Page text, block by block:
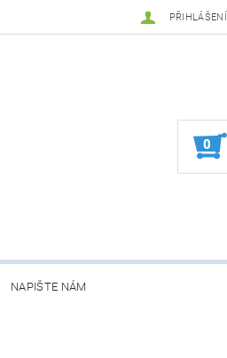
PŘIHLÁŠENÍ
0
NAPIŠTE NÁM